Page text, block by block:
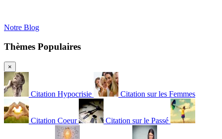
Notre Blog
Thèmes Populaires
×
Citation Hypocrisie Citation sur les Femmes
Citation Coeur Citation sur le Passé